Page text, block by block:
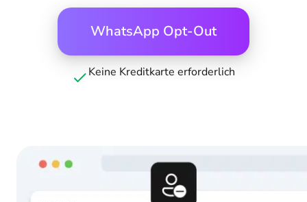
WhatsApp Opt-Out
Keine Kreditkarte erforderlich